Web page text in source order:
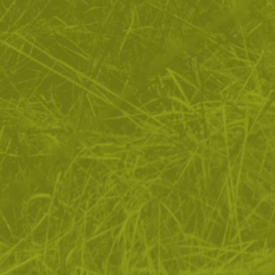
Ние използваме бисквитки, за да помогнем за
подобряване на нашите услуги и да подобрим вашето
изживяване. Ако не приемете незадължителните
бисквитки по-долу, вашето изживяване може да бъде
засегнато. Ако искате да научите повече, моля,
прочетете
ПОЛИТИКА ЗА "БИСКВИТКИ"
ЗА ПАЗАРУВАНЕТО
ПОЛЕЗНО ЗА КЛИЕНТА
АБОНАМЕНТ ЗА БЮЛЕТИН
✓ нови продукти
✓ стартиращи разпродажби
✓ актуални намаления
✓ ексклузивни кампании
✓ ново от нашия блог
БЪДИ ПЪРВИ И НЕ ИЗПУСКАЙ
АБОНИРАЙ СЕ